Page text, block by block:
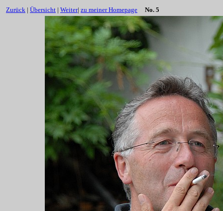
Zurück | Übersicht | Weiter| zu meiner Homepage No. 5